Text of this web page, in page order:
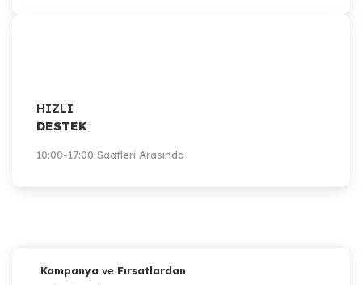
HIZLI
DESTEK
10:00-17:00 Saatleri Arasında
Kampanya ve Fırsatlardan